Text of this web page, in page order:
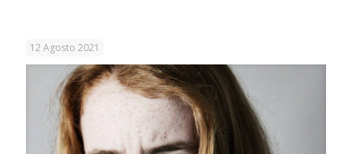
12 Agosto 2021